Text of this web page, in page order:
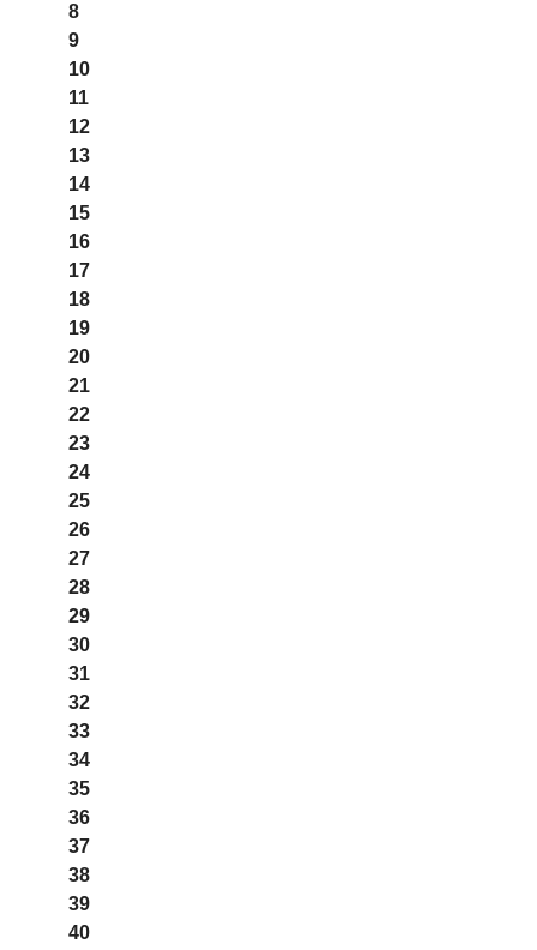
8
9
10
11
12
13
14
15
16
17
18
19
20
21
22
23
24
25
26
27
28
29
30
31
32
33
34
35
36
37
38
39
40